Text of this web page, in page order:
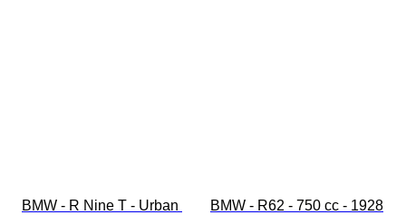
BMW - R Nine T - Urban
BMW - R62 - 750 cc - 1928